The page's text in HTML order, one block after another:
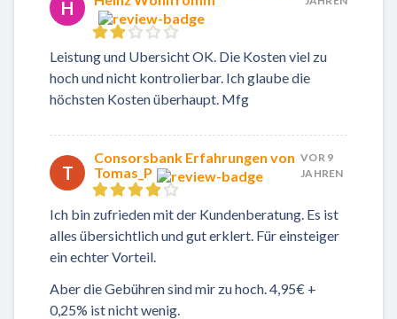
H
Leistung und Ubersicht OK. Die Kosten viel zu
hoch und nicht kontrolierbar. Ich glaube die
höchsten Kosten überhaupt. Mfg
T
Consorsbank Erfahrungen von
Tomas_P
VOR 9
JAHREN
Ich bin zufrieden mit der Kundenberatung. Es ist
alles übersichtlich und gut erklert. Für einsteiger
ein echter Vorteil.
Aber die Gebühren sind mir zu hoch. 4,95€ +
0,25% ist nicht wenig.